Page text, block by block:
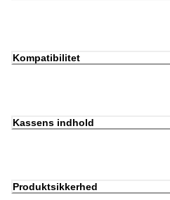
Kompatibilitet
Kassens indhold
Produktsikkerhed